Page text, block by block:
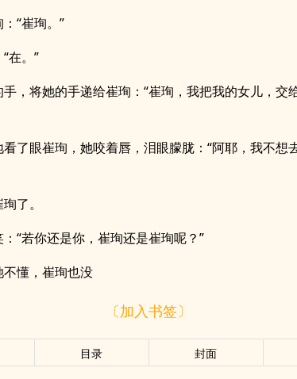
“崔珣。”
在。”
，将她的手递给崔珣：“崔珣，我把我的女儿，交
了眼崔珣，她咬着唇，泪眼朦胧：“阿耶，我不想
了。
“若你还是你，崔珣还是崔珣呢？”
懂，崔珣也没
〔加入书签〕
目录 封面